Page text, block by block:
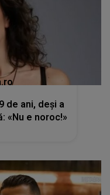
de ani, deși a
«Nu e noroc!»